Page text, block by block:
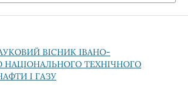
ВІСНИК ІВАНО-
НАЦІОНАЛЬНОГО ТЕХНІЧНОГО
І ГАЗУ